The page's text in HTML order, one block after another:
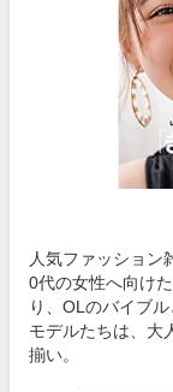
人気ファッション
0代の女性へ向け
り、OLのバイブ
モデルたちは、大
揃い。